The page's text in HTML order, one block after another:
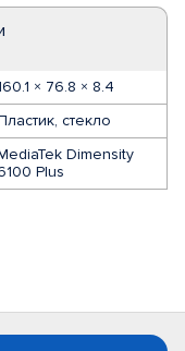
× 76.8 × 8.4
стекло
Dimensity
Plus